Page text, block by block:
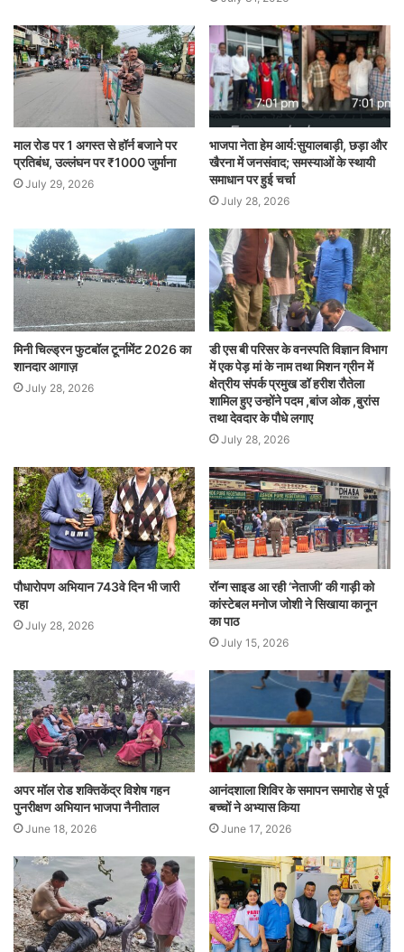
माल रोड पर 1 अगस्त से हॉर्न बजाने पर
प्रतिबंध, उल्लंघन पर ₹1000 जुर्माना
July 29, 2026
भाजपा नेता हेम आर्य:सुयालबाड़ी, छड़ा और
खैरना में जनसंवाद; समस्याओं के स्थायी
समाधान पर हुई चर्चा
July 28, 2026
मिनी चिल्ड्रन फुटबॉल टूर्नामेंट 2026 का
शानदार आगाज़
July 28, 2026
डी एस बी परिसर के वनस्पति विज्ञान विभाग
में एक पेड़ मां के नाम तथा मिशन ग्रीन में
क्षेत्रीय संपर्क प्रमुख डॉ हरीश रौतेला
शामिल हुए उन्होंने पदम ,बांज ओक ,बुरांस
तथा देवदार के पौधे लगाए
July 28, 2026
पौधारोपण अभियान 743वे दिन भी जारी
रहा
July 28, 2026
रॉन्ग साइड आ रही ‘नेताजी’ की गाड़ी को
कांस्टेबल मनोज जोशी ने सिखाया कानून
का पाठ
July 15, 2026
अपर मॉल रोड शक्तिकेंद्र विशेष गहन
पुनरीक्षण अभियान भाजपा नैनीताल
June 18, 2026
आनंदशाला शिविर के समापन समारोह से पूर्व
बच्चों ने अभ्यास किया
June 17, 2026